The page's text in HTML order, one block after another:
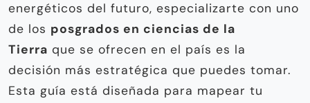
energéticos del futuro, especializarte con uno
de los posgrados en ciencias de la
Tierra que se ofrecen en el país es la
decisión más estratégica que puedes tomar.
Esta guía está diseñada para mapear tu